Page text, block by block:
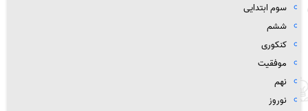
سوم ابتدایی
ششم
کنکوری
موفقیت
نهم
نوروز